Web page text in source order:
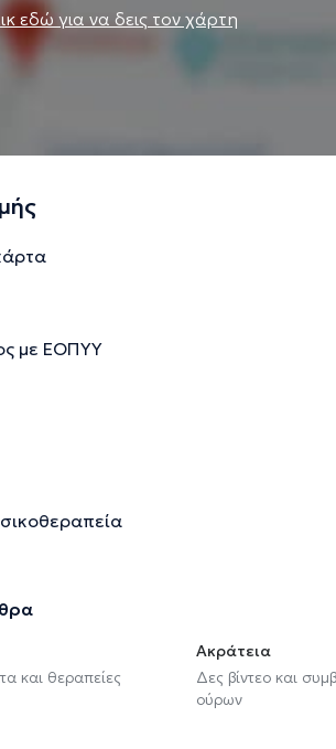
εδώ για να δεις τον χάρτη
με ΕΟΠΥΥ
και θεραπείες
Ακράτεια
Δες βίντεο και
ούρων